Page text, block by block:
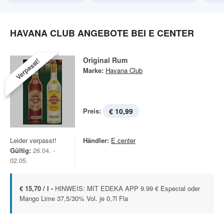
HAVANA CLUB ANGEBOTE BEI E CENTER
Verpasst! Original Rum
Marke: Havana Club
Preis: € 10,99
Leider verpasst!
Gültig: 26.04. -
02.05.
Händler: E center
€ 15,70 / l - HINWEIS: MIT EDEKA APP 9.99 € Especial oder
Mango Lime 37,5/30% Vol. je 0,7l Fla